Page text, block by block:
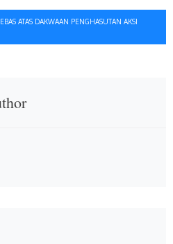
ATAS DAKWAAN PENGHASUTAN AKSI